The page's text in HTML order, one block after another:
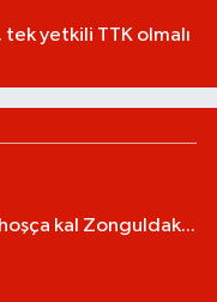
tek yetkili TTK olmalı
kal Zonguldak...